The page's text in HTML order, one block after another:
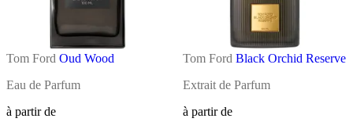
Tom Ford Oud Wood
Eau de Parfum
à partir de
Tom Ford Black Orchid Reserve
Extrait de Parfum
à partir de